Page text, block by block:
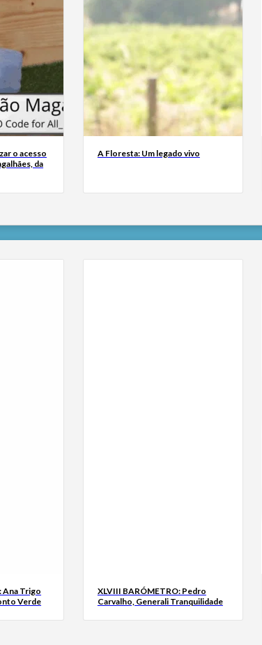
o acesso
da
A Floresta: Um legado vivo
Ana Trigo
Verde
XLVIII BARÓMETRO: Pedro
Carvalho, Generali Tranquilidade